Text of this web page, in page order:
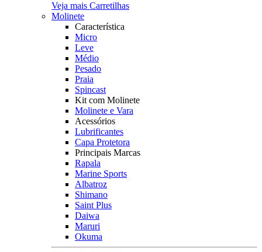
Veja mais Carretilhas
Molinete
Característica
Micro
Leve
Médio
Pesado
Praia
Spincast
Kit com Molinete
Molinete e Vara
Acessórios
Lubrificantes
Capa Protetora
Principais Marcas
Rapala
Marine Sports
Albatroz
Shimano
Saint Plus
Daiwa
Maruri
Okuma